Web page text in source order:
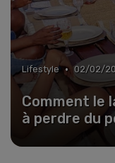
Lifestyle • 02/02/
Comment le
à perdre du